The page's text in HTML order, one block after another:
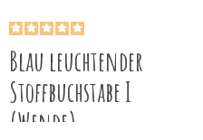
Blau leuchtender
Stoffbuchstabe I
(Wende)